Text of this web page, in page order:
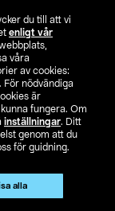
du till att vi
enligt vår
våra
av cookies:
För nödvändiga
är
fungera. Om
inställningar. Ditt
genom att du
för guidning.
alla